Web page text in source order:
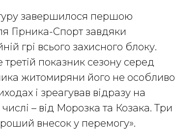
завершилося першою
Гірника-Спорт завдяки
грі всього захисного блоку.
показник сезону серед
житомиряни його не особливо
і зреагував відразу на
– від Морозка та Козака. Три
внесок у перемогу».